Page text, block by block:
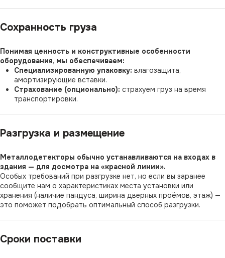
Сохранность груза
Понимая ценность и конструктивные особенности
оборудования, мы обеспечиваем:
Специализированную упаковку: влагозащита,
амортизирующие вставки.
Страхование (опционально): страхуем груз на время
транспортировки.
Разгрузка и размещение
Металлодетекторы обычно устанавливаются на входах в
здания — для досмотра на «красной линии».
Особых требований при разгрузке нет, но если вы заранее
сообщите нам о характеристиках места установки или
хранения (наличие пандуса, ширина дверных проёмов, этаж) —
это поможет подобрать оптимальный способ разгрузки.
Сроки поставки